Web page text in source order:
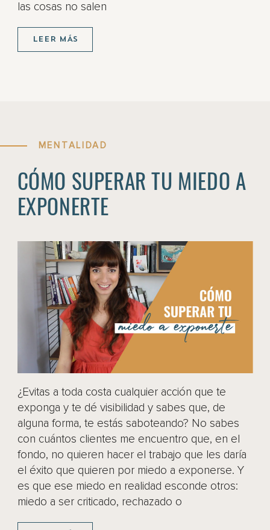
las cosas no salen
LEER MÁS
MENTALIDAD
CÓMO SUPERAR TU MIEDO A
EXPONERTE
¿Evitas a toda costa cualquier acción que te
exponga y te dé visibilidad y sabes que, de
alguna forma, te estás saboteando? No sabes
con cuántos clientes me encuentro que, en el
fondo, no quieren hacer el trabajo que les daría
el éxito que quieren por miedo a exponerse. Y
es que ese miedo en realidad esconde otros:
miedo a ser criticado, rechazado o